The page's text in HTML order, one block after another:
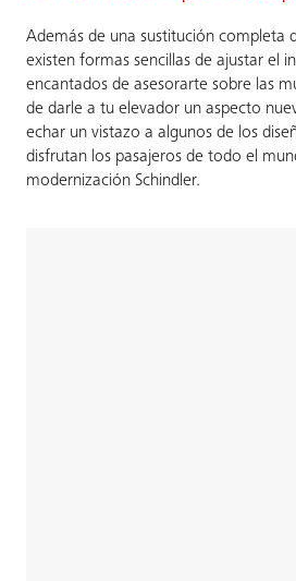
Además de una sustitución completa
existen formas sencillas de ajustar el
encantados de asesorarte sobre las
de darle a tu elevador un aspecto
echar un vistazo a algunos de los
disfrutan los pasajeros de todo el
modernización Schindler.